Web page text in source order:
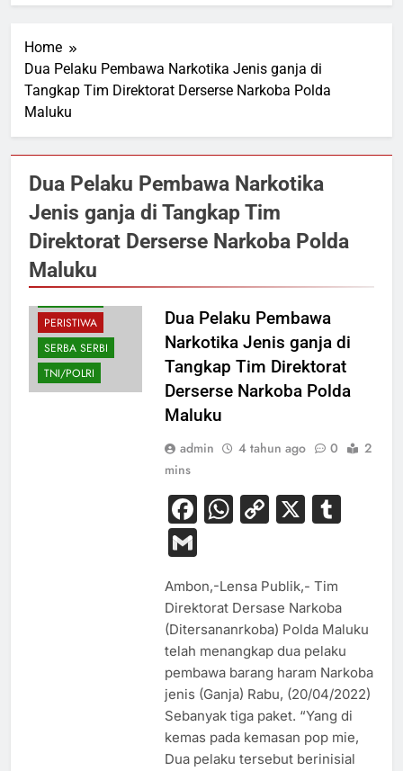
Home
Dua Pelaku Pembawa Narkotika Jenis ganja di
Tangkap Tim Direktorat Derserse Narkoba Polda
Maluku
Dua Pelaku Pembawa Narkotika
Jenis ganja di Tangkap Tim
Direktorat Derserse Narkoba Polda
Maluku
HUKUM
PERISTIWA
SERBA SERBI
TNI/POLRI
Dua Pelaku Pembawa
Narkotika Jenis ganja di
Tangkap Tim Direktorat
Derserse Narkoba Polda
Maluku
admin 4 tahun ago 0
2
mins
Facebook
WhatsApp
Copy
X
Gmail
Ambon,-Lensa Publik,- Tim
Direktorat Dersase Narkoba
(Ditersananrkoba) Polda Maluku
telah menangkap dua pelaku
pembawa barang haram Narkoba
jenis (Ganja) Rabu, (20/04/2022)
Sebanyak tiga paket. “Yang di
kemas pada kemasan pop mie,
Dua pelaku tersebut berinisial